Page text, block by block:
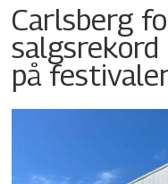
Carlsberg
på